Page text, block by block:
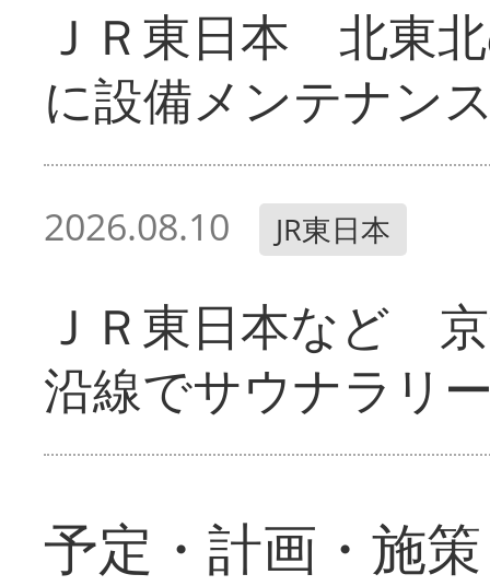
ＪＲ東日本 北東
に設備メンテナン
2026.08.10 JR東日本
ＪＲ東日本など
沿線でサウナラリ
予定・計画・施策